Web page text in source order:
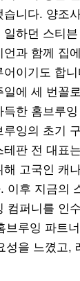
습니다. 양조
일하던 스티
언과 함께 집
어이기도 합
일에 세 번꼴
득한 홈브루
루잉의 초기
테판 전 대표
해 고국인 캐
이후 지금의
컴퍼니를 인
루잉 파트
을 느꼈고,